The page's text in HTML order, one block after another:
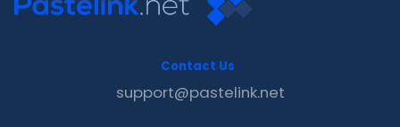
Contact Us
support@pastelink.net